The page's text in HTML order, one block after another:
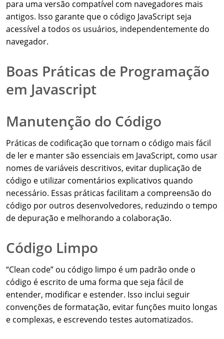
para uma versão compatível com navegadores mais
antigos. Isso garante que o código JavaScript seja
acessível a todos os usuários, independentemente do
navegador.
Boas Práticas de Programação
em Javascript
Manutenção do Código
Práticas de codificação que tornam o código mais fácil
de ler e manter são essenciais em JavaScript, como usar
nomes de variáveis descritivos, evitar duplicação de
código e utilizar comentários explicativos quando
necessário. Essas práticas facilitam a compreensão do
código por outros desenvolvedores, reduzindo o tempo
de depuração e melhorando a colaboração.
Código Limpo
“Clean code” ou código limpo é um padrão onde o
código é escrito de uma forma que seja fácil de
entender, modificar e estender. Isso inclui seguir
convenções de formatação, evitar funções muito longas
e complexas, e escrevendo testes automatizados.